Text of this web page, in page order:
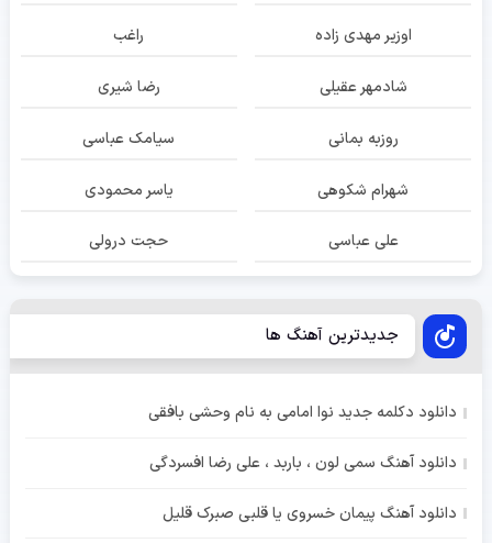
اوزیر مهدی زاده راغب
شادمهر عقیلی رضا شیری
روزبه بمانی سیامک عباسی
شهرام شکوهی یاسر محمودی
علی عباسی حجت درولی
جدیدترین آهنگ ها
دانلود دکلمه جدید نوا امامی به نام وحشی بافقی
دانلود آهنگ سمی لون ، باربد ، علی رضا افسردگی
دانلود آهنگ پیمان خسروی یا قلبی صبرک قلیل